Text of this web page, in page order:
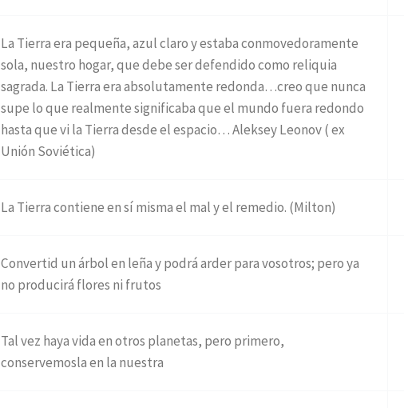
La Tierra era pequeña, azul claro y estaba conmovedoramente
sola, nuestro hogar, que debe ser defendido como reliquia
sagrada. La Tierra era absolutamente redonda…creo que nunca
supe lo que realmente significaba que el mundo fuera redondo
hasta que vi la Tierra desde el espacio… Aleksey Leonov ( ex
Unión Soviética)
La Tierra contiene en sí misma el mal y el remedio. (Milton)
Convertid un árbol en leña y podrá arder para vosotros; pero ya
no producirá flores ni frutos
Tal vez haya vida en otros planetas, pero primero,
conservemosla en la nuestra